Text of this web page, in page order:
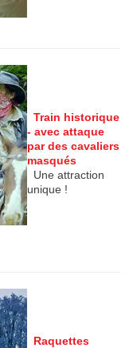
Train historique
- avec attaque
par des cavaliers
masqués
Une attraction
unique !
Raquettes